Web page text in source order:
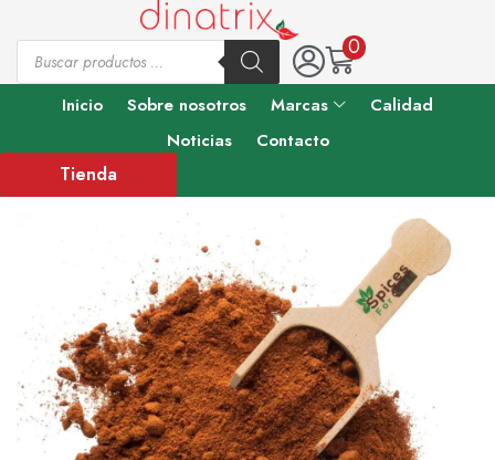
0
Inicio Sobre nosotros Marcas
Calidad
Noticias
Contacto
Tienda